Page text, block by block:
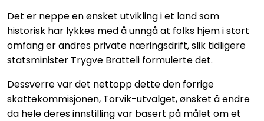
Det er neppe en ønsket utvikling i et land som
historisk har lykkes med å unngå at folks hjem i stort
omfang er andres private næringsdrift, slik tidligere
statsminister Trygve Bratteli formulerte det.
Dessverre var det nettopp dette den forrige
skattekommisjonen, Torvik-utvalget, ønsket å endre
da hele deres innstilling var basert på målet om et